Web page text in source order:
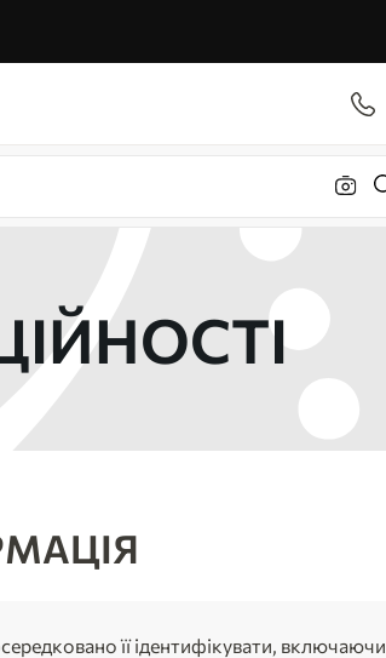
її ідентифікувати, включаючи